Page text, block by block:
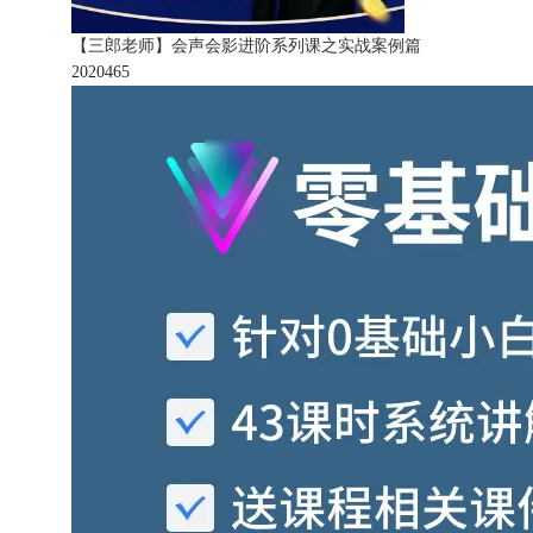
【三郎老师】会声会影进阶系列课之实战案例篇
2020465